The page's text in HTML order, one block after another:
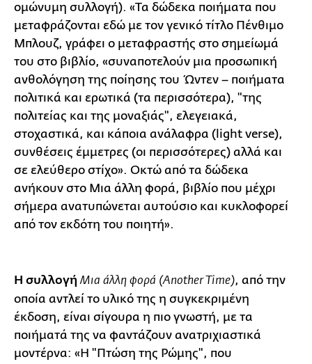
ομώνυμη συλλογή). «Τα δώδεκα ποιήματα που
μεταφράζονται εδώ με τον γενικό τίτλο Πένθιμο
Μπλουζ, γράφει ο μεταφραστής στο σημείωμά
του στο βιβλίο, «συναποτελούν μια προσωπική
ανθολόγηση της ποίησης του Ώντεν – ποιήματα
πολιτικά και ερωτικά (τα περισσότερα), "της
πολιτείας και της μοναξιάς", ελεγειακά,
στοχαστικά, και κάποια ανάλαφρα (light verse),
συνθέσεις έμμετρες (οι περισσότερες) αλλά και
σε ελεύθερο στίχο». Οκτώ από τα δώδεκα
ανήκουν στο Μια άλλη φορά, βιβλίο που μέχρι
σήμερα ανατυπώνεται αυτούσιο και κυκλοφορεί
από τον εκδότη του ποιητή».
Η συλλογήΜια άλλη φορά (Another Time), από την
οποία αντλεί το υλικό της η συγκεκριμένη
έκδοση, είναι σίγουρα η πιο γνωστή, με τα
ποιήματά της να φαντάζουν ανατριχιαστικά
μοντέρνα: «Η "Πτώση της Ρώμης", που